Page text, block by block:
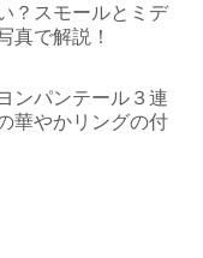
？スモールとミデ
真で解説！
ンパンテール３連
華やかリングの付